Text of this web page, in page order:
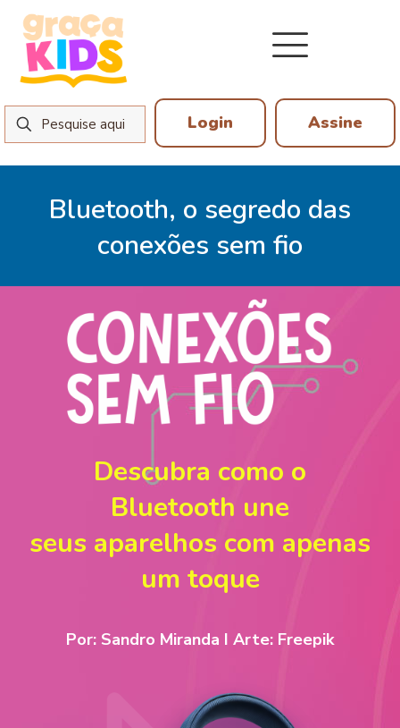
Login Assine
Bluetooth, o segredo das
conexões sem fio
21 de outubro de 2024
Descubra como o
Bluetooth une
seus aparelhos com apenas
um toque
Por: Sandro Miranda I Arte: Freepik